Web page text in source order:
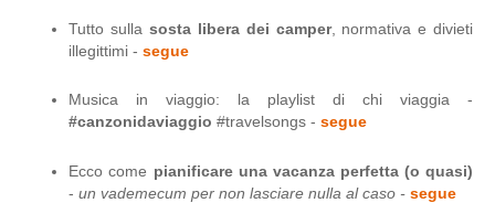
Tutto sulla sosta libera dei camper, normativa e divieti
illegittimi -segue
Musica in viaggio: la playlist di chi viaggia -
#canzonidaviaggio #travelsongs -segue
Ecco come pianificare una vacanza perfetta (o quasi)
-un vademecum per non lasciare nulla al caso -segue